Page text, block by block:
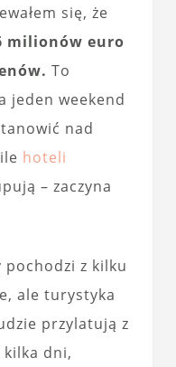
się, że
milionów euro
To
jeden weekend
nad
hoteli
– zaczyna
pochodzi z kilku
ale turystyka
przylatują z
kilka dni,